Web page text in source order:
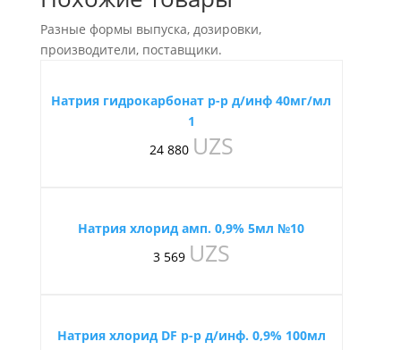
Разные формы выпуска, дозировки,
производители, поставщики.
Натрия гидрокарбонат р-р д/инф 40мг/мл
1
24 880 UZS
Натрия хлорид амп. 0,9% 5мл №10
3 569 UZS
Натрия хлорид DF р-р д/инф. 0,9% 100мл